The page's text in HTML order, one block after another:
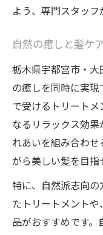
よう、専門スタッフ
自然の癒しと髪ケ
栃木県宇都宮市・
の癒しを同時に実
で受けるトリート
なるリラックス効
れあいを組み合わ
がら美しい髪を目指
特に、自然派志向
たトリートメント
品がおすすめです